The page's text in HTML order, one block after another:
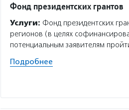
Фонд президентских грантов
Услуги: Фонд президентских
регионов (в целях
потенциальным заявителям
Подробнее